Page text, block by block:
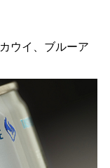
ウイ、ブルーア